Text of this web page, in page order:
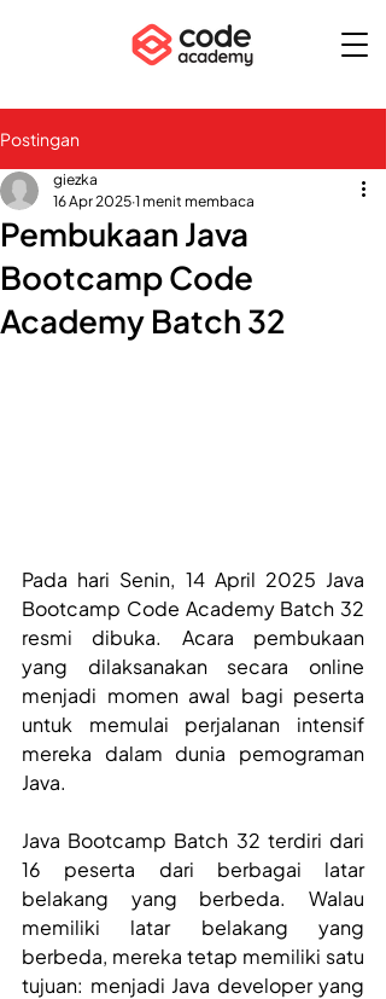
Postingan
Pembukaan Java
Bootcamp Code
Academy Batch 32
giezka
16 Apr 2025 1 menit membaca
Pada hari Senin, 14 April 2025 Java
Bootcamp Code Academy Batch 32
resmi dibuka. Acara pembukaan
yang dilaksanakan secara online
menjadi momen awal bagi peserta
untuk memulai perjalanan intensif
mereka dalam dunia pemograman
Java.
Java Bootcamp Batch 32 terdiri dari
16 peserta dari berbagai latar
belakang yang berbeda. Walau
memiliki latar belakang yang
berbeda, mereka tetap memiliki satu
tujuan: menjadi Java developer yang